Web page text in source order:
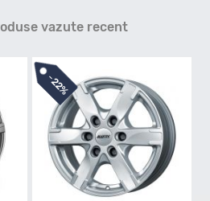
vazute recent
-22%